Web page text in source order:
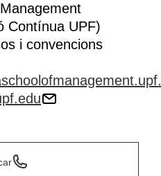
Contínua UPF)
i convencions